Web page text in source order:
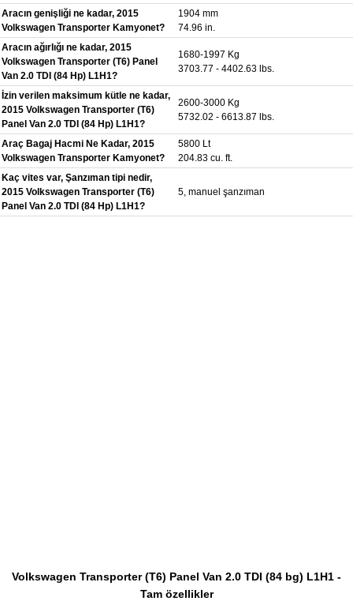
Aracın genişliği ne kadar, 2015
Volkswagen Transporter Kamyonet?
1904 mm
74.96 in.
Aracın ağırlığı ne kadar, 2015
Volkswagen Transporter (T6) Panel
Van 2.0 TDI (84 Hp) L1H1?
1680-1997 Kg
3703.77 - 4402.63 lbs.
İzin verilen maksimum kütle ne kadar,
2015 Volkswagen Transporter (T6)
Panel Van 2.0 TDI (84 Hp) L1H1?
2600-3000 Kg
5732.02 - 6613.87 lbs.
Araç Bagaj Hacmi Ne Kadar, 2015
Volkswagen Transporter Kamyonet?
5800 Lt
204.83 cu. ft.
Kaç vites var, Şanzıman tipi nedir,
2015 Volkswagen Transporter (T6)
Panel Van 2.0 TDI (84 Hp) L1H1?
5, manuel şanzıman
Volkswagen Transporter (T6) Panel Van 2.0 TDI (84 bg) L1H1 -
Tam özellikler